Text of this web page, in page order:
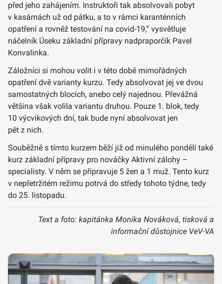
před jeho zahájením. Instruktoři tak absolvovali pobyt
v kasárnách už od pátku, a to v rámci karanténních
opatření a rovněž testování na covid-19,“ vysvětluje
náčelník Úseku základní přípravy nadpraporčík Pavel
Konvalinka.
Záložníci si mohou volit i v této době mimořádných
opatření dvě varianty kurzu. Tedy absolvovat jej ve dvou
samostatných blocích, anebo celý najednou. Převážná
většina však volila variantu druhou. Pouze 1. blok, tedy
10 výcvikových dní, tak bude nyní absolvovat jen
pět z nich.
Souběžně s tímto kurzem běží již od minulého pondělí také
kurz základní přípravy pro nováčky Aktivní zálohy –
specialisty. V něm se připravuje 5 žen a 1 muž. Tento kurz
v nepřetržitém režimu potrvá do středy tohoto týdne, tedy
do 25. listopadu.
Text a foto: kapitánka Monika Nováková, tisková a
informační důstojnice VeV-VA